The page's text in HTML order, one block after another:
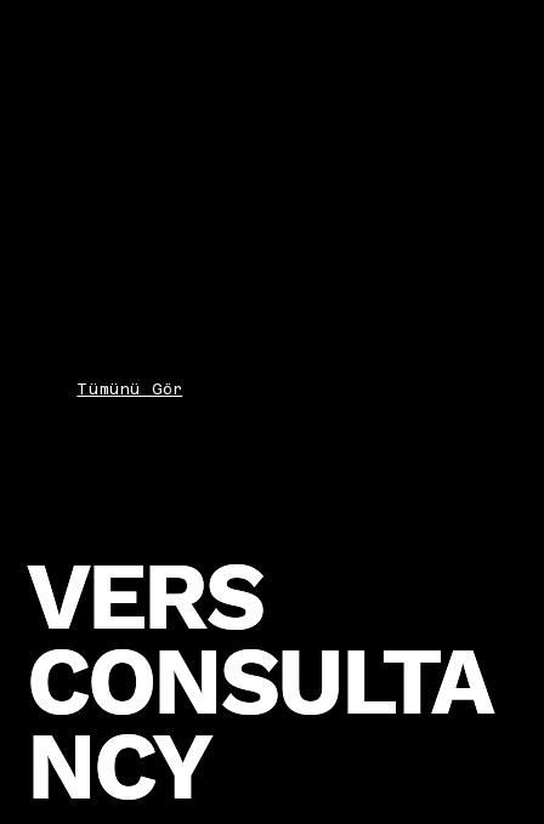
Tümünü Gör
VERS
CONSULTA
NCY
VERS
CONSULTA
NCY